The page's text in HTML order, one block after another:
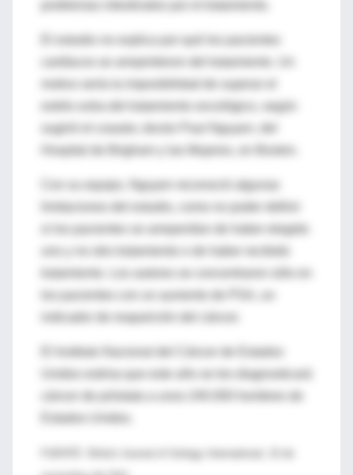
motivo sería la imposibilidad de superar el
estrés extra del tratamiento oncológico, según
sugirió el coautor, doctor Paul Nguyen, del
Con su equipo, Nguyen reconoció algunas
si los pacientes se arrepentían de haber elegido
indicador de reaparición del cáncer.
Unidos estima que este año se les diagnosticará